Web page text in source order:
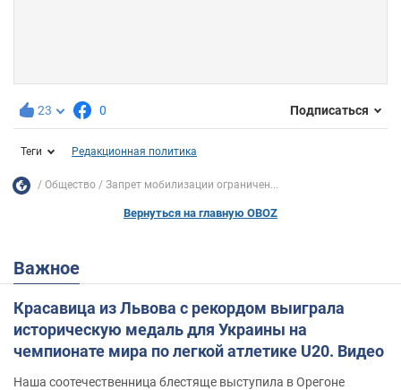
23 0 Подписаться
Теги Редакционная политика
Общество Запрет мобилизации ограничен...
Вернуться на главную OBOZ
Важное
Красавица из Львова с рекордом выиграла
историческую медаль для Украины на
чемпионате мира по легкой атлетике U20. Видео
Наша соотечественница блестяще выступила в Орегоне